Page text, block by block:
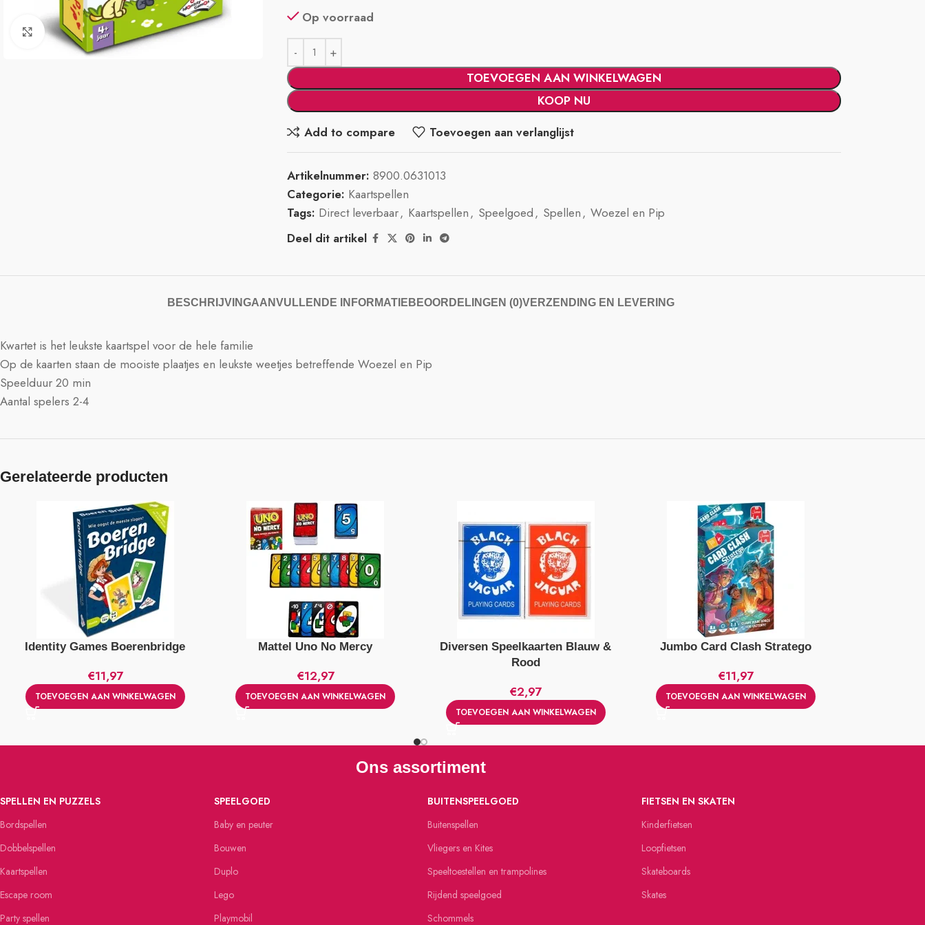
Klik om te vergroten
Op voorraad
TOEVOEGEN AAN WINKELWAGEN
KOOP NU
Add to compare
Toevoegen aan verlanglijst
Artikelnummer:8900.0631013
Categorie: Kaartspellen
Tags: Direct leverbaar, Kaartspellen, Speelgoed, Spellen, Woezel en Pip
Deel dit artikel
BESCHRIJVINGAANVULLENDE INFORMATIE BEOORDELINGEN (0)VERZENDING EN LEVERING
Kwartet is het leukste kaartspel voor de hele familie
Op de kaarten staan de mooiste plaatjes en leukste weetjes betreffende Woezel en Pip
Speelduur 20 min
Aantal spelers 2-4
Gerelateerde producten
Identity Games Boerenbridge
€11,97
TOEVOEGEN AAN WINKELWAGEN
Mattel Uno No Mercy
€12,97
TOEVOEGEN AAN WINKELWAGEN
Diversen Speelkaarten Blauw &
Rood
€2,97
TOEVOEGEN AAN WINKELWAGEN
Jumbo Card Clash Stratego
€11,97
TOEVOEGEN AAN WINKELWAGEN
Ons assortiment
SPELLEN EN PUZZELS
Bordspellen
Dobbelspellen
Kaartspellen
Escape room
Party spellen
SPEELGOED
Baby en peuter
Bouwen
Duplo
Lego
Playmobil
BUITENSPEELGOED
Buitenspellen
Vliegers en Kites
Speeltoestellen en trampolines
Rijdend speelgoed
Schommels
FIETSEN EN SKATEN
Kinderfietsen
Loopfietsen
Skateboards
Skates